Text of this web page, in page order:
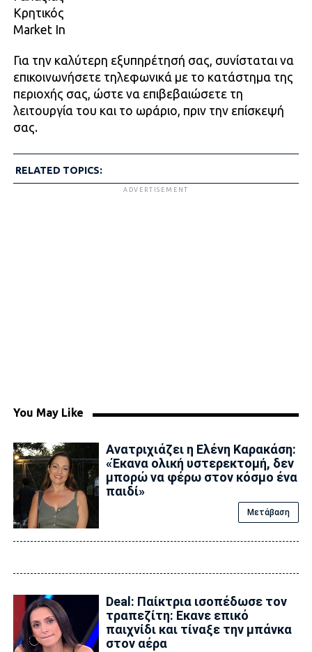
Κρητικός
Market In
Για την καλύτερη εξυπηρέτησή σας, συνίσταται να
επικοινωνήσετε τηλεφωνικά με το κατάστημα της
περιοχής σας, ώστε να επιβεβαιώσετε τη
λειτουργία του και το ωράριο, πριν την επίσκεψή
σας.
RELATED TOPICS:
ADVERTISEMENT
You May Like
Ανατριχιάζει η Ελένη Καρακάση:
«Έκανα ολική υστερεκτομή, δεν
μπορώ να φέρω στον κόσμο ένα
παιδί»
Μετάβαση
Deal: Παίκτρια ισοπέδωσε τον
τραπεζίτη: Εκανε επικό
παιχνίδι και τίναξε την μπάνκα
στον αέρα